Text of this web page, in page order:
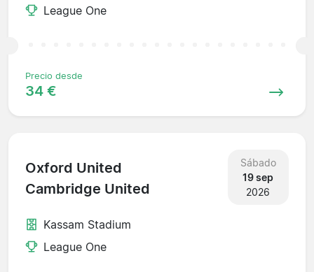
League One
Precio desde
34 €
Oxford United
Cambridge United
Sábado
19 sep
2026
Kassam Stadium
League One